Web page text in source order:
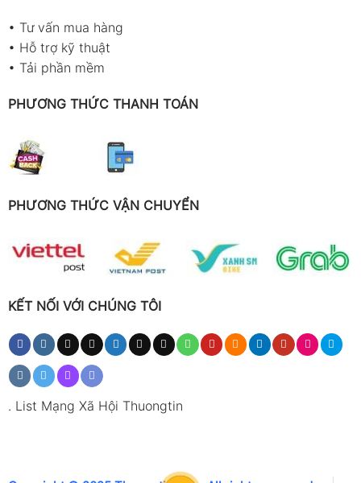
• Tư vấn mua hàng
• Hỗ trợ kỹ thuật
• Tải phần mềm
PHƯƠNG THỨC THANH TOÁN
PHƯƠNG THỨC VẬN CHUYỂN
KẾT NỐI VỚI CHÚNG TÔI
. List Mạng Xã Hội Thuongtin